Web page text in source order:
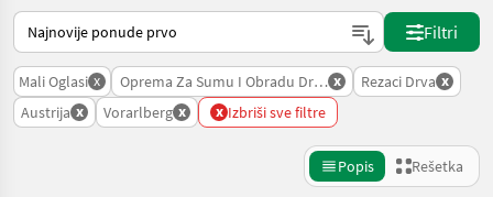
Tako se sortira na Landwirt.com
Filtri
Mali Oglasi x Oprema Za Sumu I Obradu Drveta
x Rezaci Drva x
Austrija x Vorarlberg x x Izbriši sve filtre
Popis Rešetka